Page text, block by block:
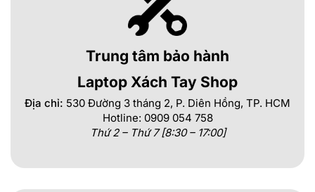
Trung tâm bảo hành
Laptop Xách Tay Shop
Địa chỉ: 530 Đường 3 tháng 2, P. Diên Hồng, TP. HCM
Hotline: 0909 054 758
Thứ 2 – Thứ 7 [8:30 – 17:00]